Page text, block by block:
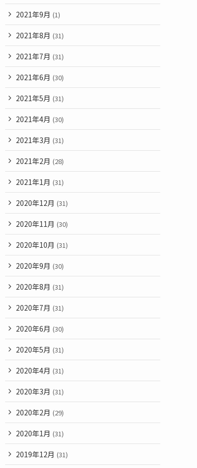
2021年9月 (1)
2021年8月 (31)
2021年7月 (31)
2021年6月 (30)
2021年5月 (31)
2021年4月 (30)
2021年3月 (31)
2021年2月 (28)
2021年1月 (31)
2020年12月 (31)
2020年11月 (30)
2020年10月 (31)
2020年9月 (30)
2020年8月 (31)
2020年7月 (31)
2020年6月 (30)
2020年5月 (31)
2020年4月 (31)
2020年3月 (31)
2020年2月 (29)
2020年1月 (31)
2019年12月 (31)